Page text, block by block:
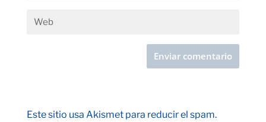
Este sitio usa Akismet para reducir el spam.